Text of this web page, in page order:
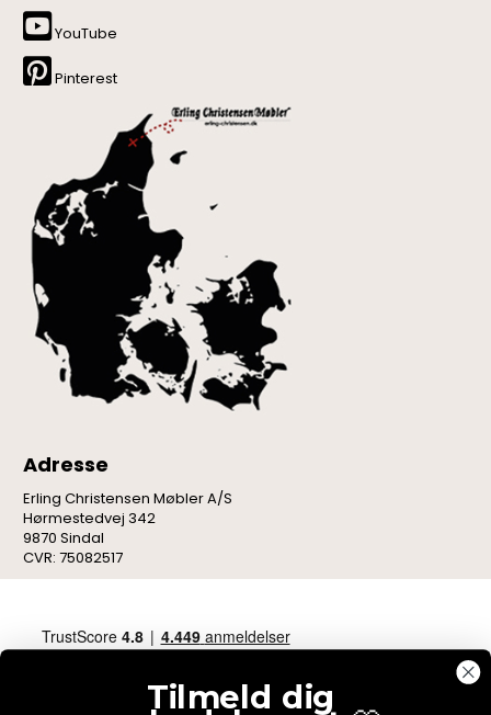
YouTube
Pinterest
Adresse
Erling Christensen Møbler A/S
Hørmestedvej 342
9870 Sindal
CVR: 75082517
Tilmeld dig